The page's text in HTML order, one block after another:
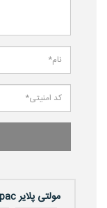
مولتی پلایر Enerpac